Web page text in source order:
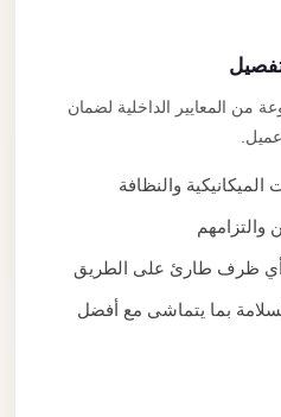
المعايير الداخلية لضمان
والنظافة
ظرف طارئ على الطريق
بما يتماشى مع أفضل